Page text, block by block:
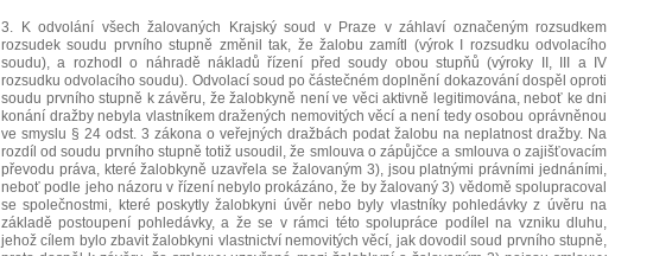
3. K odvolání všech žalovaných Krajský soud v Praze v záhlaví označeným rozsudkem
rozsudek soudu prvního stupně změnil tak, že žalobu zamítl (výrok I rozsudku odvolacího
soudu), a rozhodl o náhradě nákladů řízení před soudy obou stupňů (výroky II, III a IV
rozsudku odvolacího soudu). Odvolací soud po částečném doplnění dokazování dospěl oproti
soudu prvního stupně k závěru, že žalobkyně není ve věci aktivně legitimována, neboť ke dni
konání dražby nebyla vlastníkem dražených nemovitých věcí a není tedy osobou oprávněnou
ve smyslu § 24 odst. 3 zákona o veřejných dražbách podat žalobu na neplatnost dražby. Na
rozdíl od soudu prvního stupně totiž usoudil, že smlouva o zápůjčce a smlouva o zajišťovacím
převodu práva, které žalobkyně uzavřela se žalovaným 3), jsou platnými právními jednáními,
neboť podle jeho názoru v řízení nebylo prokázáno, že by žalovaný 3) vědomě spolupracoval
se společnostmi, které poskytly žalobkyni úvěr nebo byly vlastníky pohledávky z úvěru na
základě postoupení pohledávky, a že se v rámci této spolupráce podílel na vzniku dluhu,
jehož cílem bylo zbavit žalobkyni vlastnictví nemovitých věcí, jak dovodil soud prvního stupně,